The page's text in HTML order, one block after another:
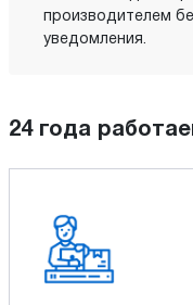
производителем
уведомления.
24 года